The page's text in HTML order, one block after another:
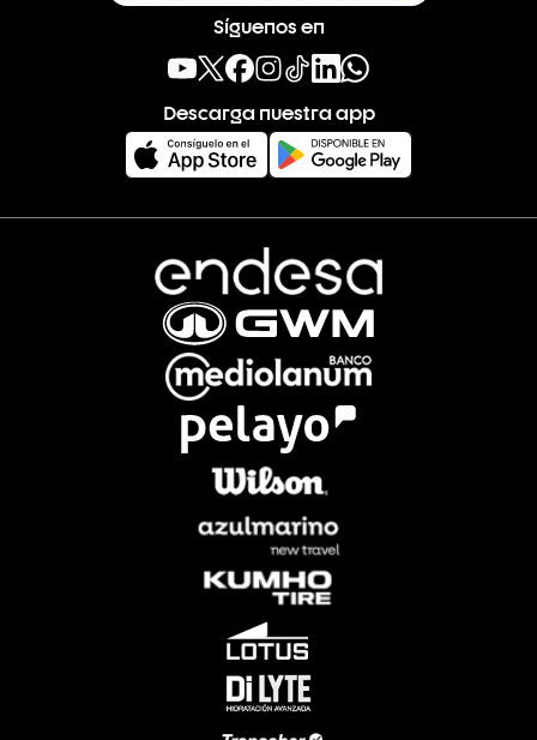
Síguenos en
Descarga nuestra app